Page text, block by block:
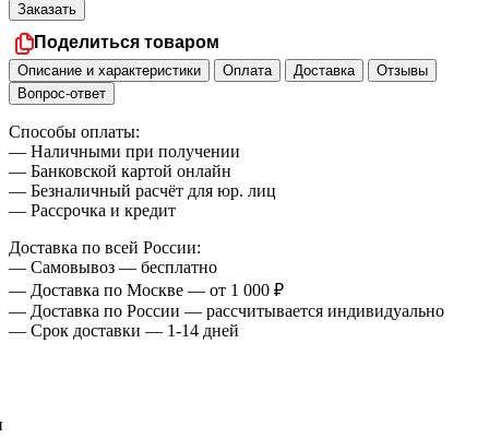
Заказать
Поделиться товаром
Описание и характеристики Оплата Доставка
Отзывы
Вопрос-ответ
Способы оплаты:
— Наличными при получении
— Банковской картой онлайн
— Безналичный расчёт для юр. лиц
— Рассрочка и кредит
Доставка по всей России:
— Самовывоз — бесплатно
— Доставка по Москве — от 1 000 ₽
— Доставка по России — рассчитывается индивидуально
— Срок доставки — 1-14 дней